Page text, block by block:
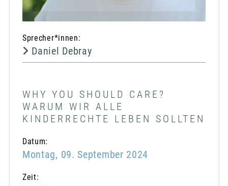
Sprecher*innen:
Daniel Debray
WHY YOU SHOULD CARE?
WARUM WIR ALLE
KINDERRECHTE LEBEN SOLLTEN
Datum:
Montag, 09. September 2024
Zeit: